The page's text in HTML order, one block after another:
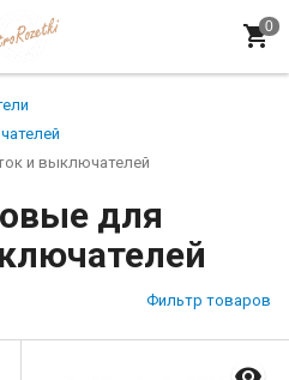
и выключателей
для
Фильтр товаров